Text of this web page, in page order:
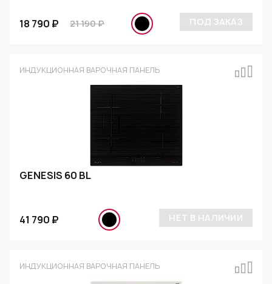
18 790 ₽ 21 190 ₽ ПОД ЗАКАЗ
ИНДУКЦИОННАЯ ВАРОЧНАЯ ПАНЕЛЬ
GENESIS 60 BL
41 790 ₽ НЕТ В НАЛИЧИИ
ИНДУКЦИОННАЯ ВАРОЧНАЯ ПАНЕЛЬ